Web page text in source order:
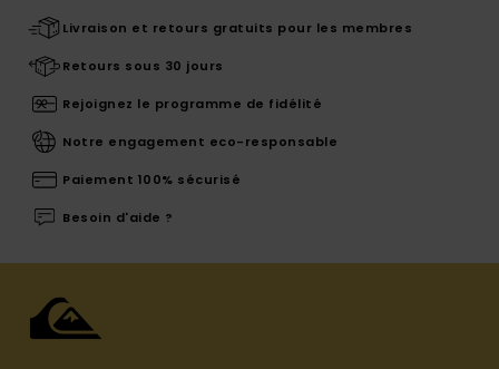
Livraison et retours gratuits pour les membres
Retours sous 30 jours
Rejoignez le programme de fidélité
Notre engagement eco-responsable
Paiement 100% sécurisé
Besoin d'aide ?